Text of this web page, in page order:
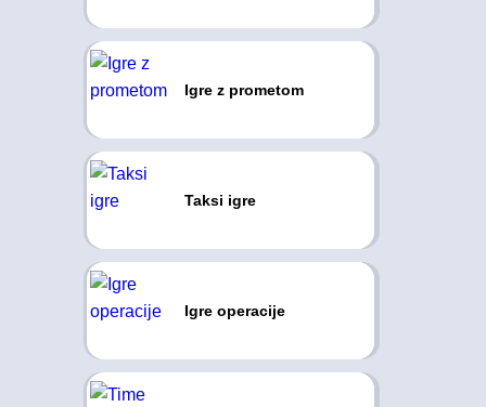
Igre z prometom
Taksi igre
Igre operacije